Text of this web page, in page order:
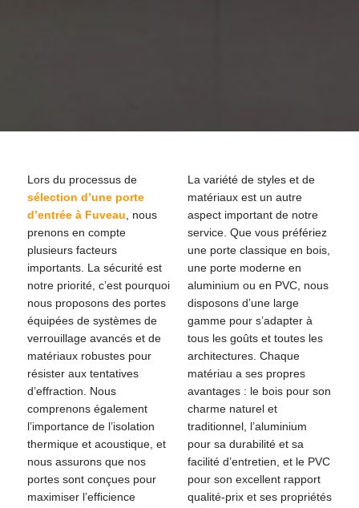
Lors du processus de
sélection d’une porte
d’entrée à Fuveau, nous
prenons en compte
plusieurs facteurs
importants. La sécurité est
notre priorité, c’est pourquoi
nous proposons des portes
équipées de systèmes de
verrouillage avancés et de
matériaux robustes pour
résister aux tentatives
d’effraction. Nous
comprenons également
l’importance de l’isolation
thermique et acoustique, et
nous assurons que nos
portes sont conçues pour
maximiser l’efficience
La variété de styles et de
matériaux est un autre
aspect important de notre
service. Que vous préfériez
une porte classique en bois,
une porte moderne en
aluminium ou en PVC, nous
disposons d’une large
gamme pour s’adapter à
tous les goûts et toutes les
architectures. Chaque
matériau a ses propres
avantages : le bois pour son
charme naturel et
traditionnel, l’aluminium
pour sa durabilité et sa
facilité d’entretien, et le PVC
pour son excellent rapport
qualité-prix et ses propriétés